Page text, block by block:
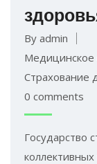
By admin
Медицинское
Страхование
0 comments
Государство